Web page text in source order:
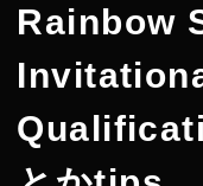
Rainbow